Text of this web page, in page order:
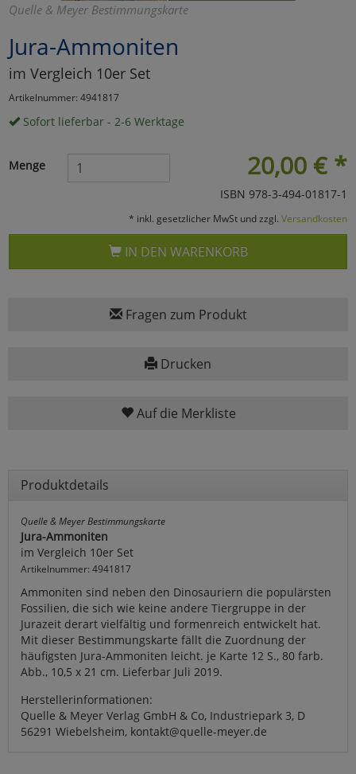
Quelle & Meyer Bestimmungskarte
Jura-Ammoniten
im Vergleich 10er Set
Artikelnummer: 4941817
Sofort lieferbar - 2-6 Werktage
20,00 € *
Menge
ISBN 978-3-494-01817-1
* inkl. gesetzlicher MwSt und zzgl. Versandkosten
IN DEN WARENKORB
Fragen zum Produkt
Drucken
Auf die Merkliste
Produktdetails
Quelle & Meyer Bestimmungskarte
Jura-Ammoniten
im Vergleich 10er Set
Artikelnummer: 4941817
Ammoniten sind neben den Dinosauriern die populärsten
Fossilien, die sich wie keine andere Tiergruppe in der
Jurazeit derart vielfältig und formenreich entwickelt hat.
Mit dieser Bestimmungskarte fällt die Zuordnung der
häufigsten Jura-Ammoniten leicht. je Karte 12 S., 80 farb.
Abb., 10,5 x 21 cm. Lieferbar Juli 2019.
Herstellerinformationen:
Quelle & Meyer Verlag GmbH & Co, Industriepark 3, D
56291 Wiebelsheim, kontakt@quelle-meyer.de
Umfragetools
Cookies
Alle Akzeptieren
Einstellungen speichern
zu Haupptseite